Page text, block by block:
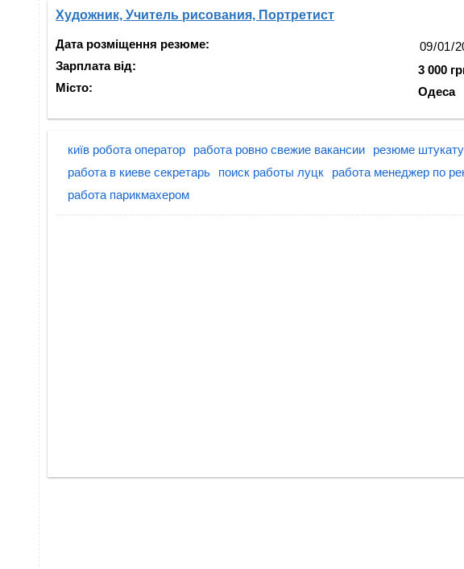
Художник, Учитель рисования, Портретист
Дата розміщення резюме:
Зарплата від:
Місто:
3 000
Одеса
київ робота оператор работа ровно свежие вакансии резюме
работа в киеве секретарь
поиск работы луцк работа менеджер по
работа парикмахером